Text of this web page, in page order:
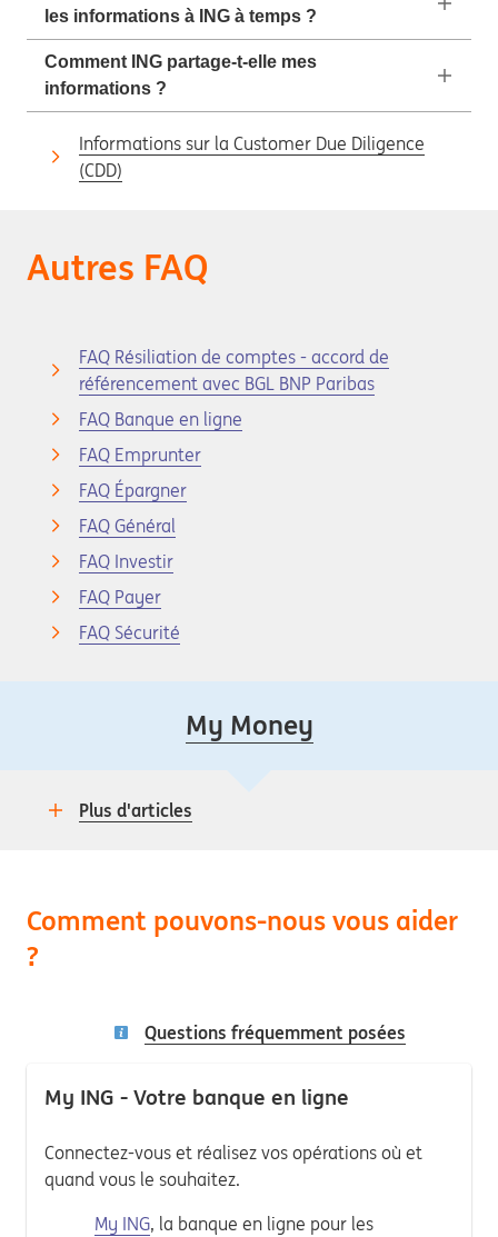
les informations à ING à temps ?
Comment ING partage-t-elle mes
informations ?
Informations sur la Customer Due Diligence
(CDD)
Autres FAQ
FAQ Résiliation de comptes - accord de
référencement avec BGL BNP Paribas
FAQ Banque en ligne
FAQ Emprunter
FAQ Épargner
FAQ Général
FAQ Investir
FAQ Payer
FAQ Sécurité
My Money
Plus d'articles
Comment pouvons-nous vous aider
?
Questions fréquemment posées
My ING - Votre banque en ligne
Connectez-vous et réalisez vos opérations où et
quand vous le souhaitez.
My ING, la banque en ligne pour les